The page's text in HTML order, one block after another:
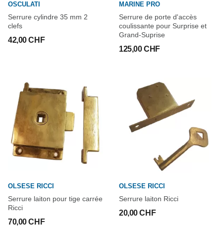
OSCULATI
Serrure cylindre 35 mm 2
clefs
42,00 CHF
MARINE PRO
Serrure de porte d'accès
coulissante pour Surprise et
Grand-Suprise
125,00 CHF
OLSESE RICCI
Serrure laiton pour tige carrée
Ricci
70,00 CHF
OLSESE RICCI
Serrure laiton Ricci
20,00 CHF